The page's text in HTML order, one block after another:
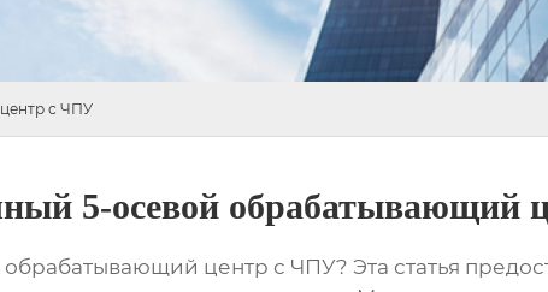
с ЧПУ
5-осевой обрабатывающий
центр с ЧПУ? Эта статья